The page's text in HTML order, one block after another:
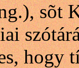
sõt
hogy